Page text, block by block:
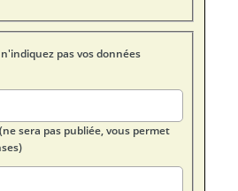
pas vos données
sera pas publiée, vous permet